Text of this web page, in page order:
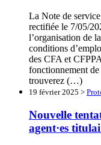
La Note de
rectifiée le 7/05/
l’organisation de
conditions
des CFA et
fonctionnement
trouverez (…)
19 février 2025 >
Nouvelle
agent·es